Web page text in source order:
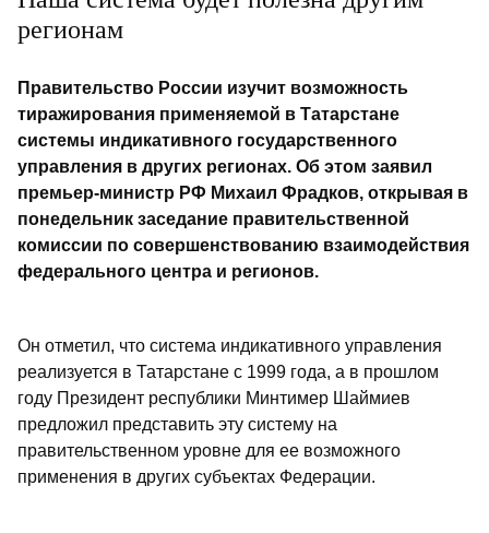
регионам
Правительство России изучит возможность
тиражирования применяемой в Татарстане
системы индикативного государственного
управления в других регионах. Об этом заявил
премьер-министр РФ Михаил Фрадков, открывая в
понедельник заседание правительственной
комиссии по совершенствованию взаимодействия
федерального центра и регионов.
Он отметил, что система индикативного управления
реализуется в Татарстане с 1999 года, а в прошлом
году Президент республики Минтимер Шаймиев
предложил представить эту систему на
правительственном уровне для ее возможного
применения в других субъектах Федерации.